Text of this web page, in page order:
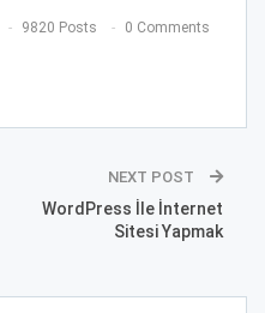
9820 Posts 0 Comments
NEXT POST
WordPress İle İnternet
Sitesi Yapmak